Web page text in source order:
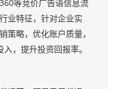
等竞价广告语信息流
业特征，针对企业实
策略，优化账户质量，
，提升投资回报率。